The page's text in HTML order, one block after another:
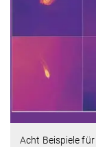
Acht Beispiele